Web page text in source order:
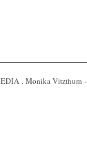
. Monika Vitzthum -